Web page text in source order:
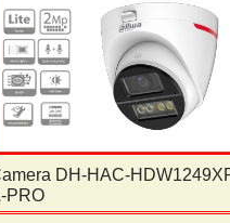
DH-HAC-
PRO